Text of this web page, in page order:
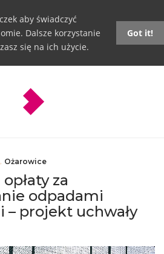
aby świadczyć
Dalsze korzystanie
się na ich użycie.
Got it!
, Ożarowice
za
odpadami
projekt uchwały